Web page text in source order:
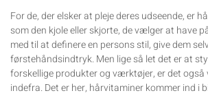
For de, der elsker at pleje deres udseende, er
som den kjole eller skjorte, de vælger at have
med til at definere en persons stil, give dem
førstehåndsindtryk. Men lige så let det er at
forskellige produkter og værktøjer, er det også
indefra. Det er her, hårvitaminer kommer ind i